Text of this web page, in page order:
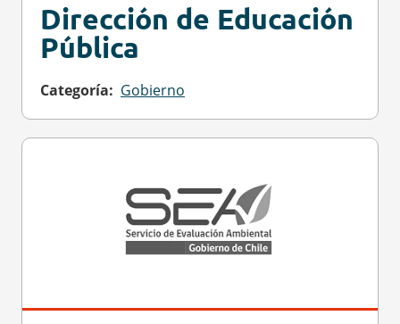
Dirección de Educación
Pública
Categoría Gobierno